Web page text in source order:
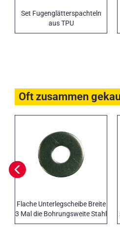
Set Fugenglätterspachteln
aus TPU
Oft zusammen
Flache Unterlegscheibe Breite
3 Mal die Bohrungsweite Stahl
UNI 6593 DIN 9021 Edelstahl